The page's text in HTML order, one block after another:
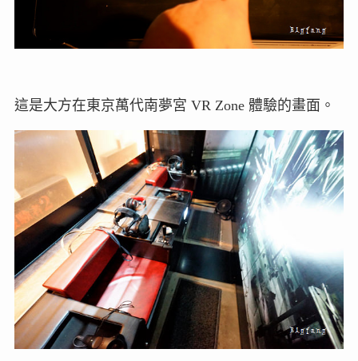
這是大方在東京萬代南夢宮 VR Zone 體驗的畫面。